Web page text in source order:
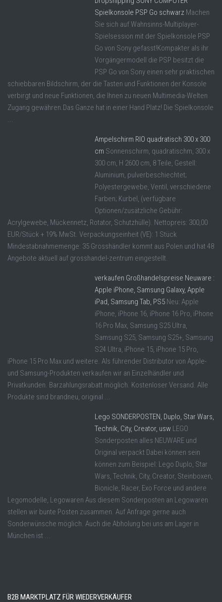
Spielkonsole PSP Go schwarz Machen
Sie sich auf Wahnsinns-Multiplayer-
Spielsession mit der Spielkonsole PSP
Go von Sony gefasst!Kompakter als ihr
Vorgängermodell die PSP besitzt die
PSP Go von Sony einen sehr praktischen
schiebbaren Bildschirm, der die Tasten und Funktionen der Konsole
verbirgt und neue Funktionen, die Ihnen zu neuen Multimedia-Welten
Zugang gewähren.Das Ganze hat in einer Hand Platz! Die Spielkonsole
...
Ampelschirm RIO quadratisch 300 x 300
cm Sonnenschirm, quadratischm, 300 x
300 cm, H 2600 cm, 8 Teile, Gestell:
Aluminium, pulverbeschiechtet;
Polyestergewebe, Ventil, verschiedene
Farben; Kurbel, (verfügbare
Optionen/zusätzliche Gebühr:
Acrylgewebe, Mückennetz, Rotator, Schutzhülle). Nettopreis: 300,00
EUR/Stück + 19% MwSt. Verpackungseinheit (VE): 1 Stück
Mindestabnahmemenge: 35 Grosshändler kommt aus Polen und hat 48
Angebote aktuell auf grosshandel-zentrum eingestellt.
verkaufen Großhandelspreise Neuware :
Apple iPhone, Samsung Galaxy, Apple
iPad, Samsung Tab, PS5 Neu: Apple
iPhone, iPhone 16, iPhone 16 Pro, iPhone
16 Pro Max, Samsung S25 Ultra,
Samsung S25, Samsung S25+, Samsung
S24 Ultra, iPhone 15, iPhone 15 Pro,
iPhone 15 Pro Max und weitere. Als führender Distributor von Apple-
und Samsung-Produkten verkaufen wir an Einzelhändler und
Privatkunden. Barzahlungsrabatt möglich. Kostenloser Versand. Alle
Produkte sind brandneu, original ...
Lego SONDERPOSTEN, Duplo, Star Wars,
Technik, City, Creator, usw LEGO
Sonderposten alles NEUWARE und
Original verpackt Dabei können sein
können zum Beispiel: Lego Duplo, Star
Wars, Technik, City, Creator, Steinboxen,
Bionicle, Racer, Exo Force und andere
Legomodelle, Legowaren Aus diesem Sonderposten an Legowaren
stellen wir bunte Posten zusammen. Auf Anfrage gerne auch
Sonderwünsche möglich. Auch die Abholung bei uns am Lager in
München ist ...
B2B MARKTPLATZ FÜR WIEDERVERKÄUFER